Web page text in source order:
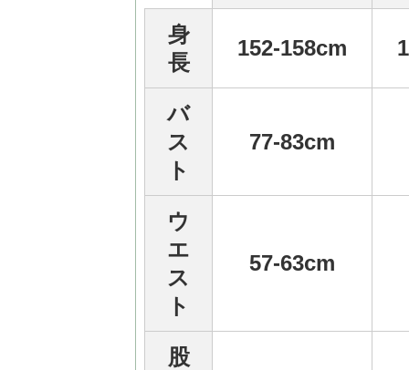
身
長
152-158cm
バ
ス
ト
77-83cm
ウ
エ
ス
ト
57-63cm
股